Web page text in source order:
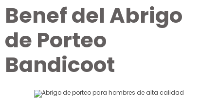
Beneficio del
Abrigo de Porteo
Bandicoot